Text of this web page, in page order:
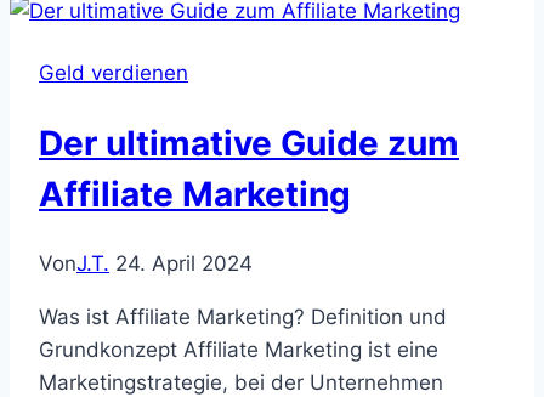
zum
Marketing:
was
wissen
Geld verdienen
Der ultimative Guide zum
Affiliate Marketing
VonJ.T. 24. April 2024
Was ist Affiliate Marketing? Definition und
Grundkonzept Affiliate Marketing ist eine
Marketingstrategie, bei der Unternehmen